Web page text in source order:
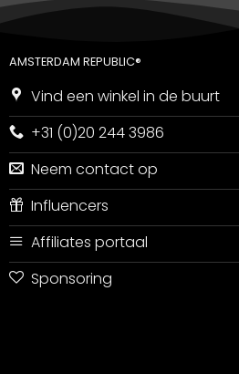
AMSTERDAM REPUBLIC®
Vind een winkel in de buurt
+31 (0)20 244 3986
Neem contact op
Influencers
Affiliates portaal
Sponsoring